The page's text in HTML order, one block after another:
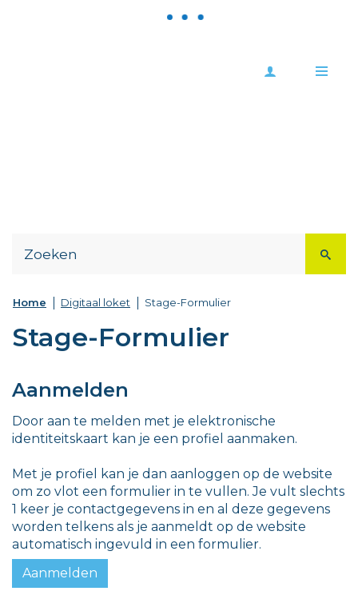
Meld
Home Digitaal loket Stage-Formulier
Stage-Formulier
Aanmelden
Door aan te melden met je elektronische
identiteitskaart kan je een profiel aanmaken.
Met je profiel kan je dan aanloggen op de website
om zo vlot een formulier in te vullen. Je vult slechts
1 keer je contactgegevens in en al deze gegevens
worden telkens als je aanmeldt op de website
automatisch ingevuld in een formulier.
Aanmelden